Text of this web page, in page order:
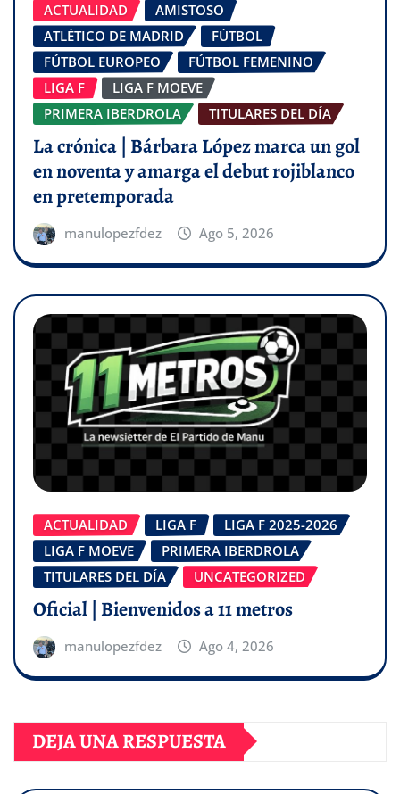
ACTUALIDAD
AMISTOSO
ATLÉTICO DE MADRID
FÚTBOL
FÚTBOL EUROPEO
FÚTBOL FEMENINO
LIGA F
LIGA F MOEVE
PRIMERA IBERDROLA
TITULARES DEL DÍA
La crónica | Bárbara López marca un gol
en noventa y amarga el debut rojiblanco
en pretemporada
manulopezfdez Ago 5, 2026
ACTUALIDAD LIGA F
LIGA F 2025-2026
LIGA F MOEVE
PRIMERA IBERDROLA
TITULARES DEL DÍA
UNCATEGORIZED
Oficial | Bienvenidos a 11 metros
manulopezfdez Ago 4, 2026
DEJA UNA RESPUESTA